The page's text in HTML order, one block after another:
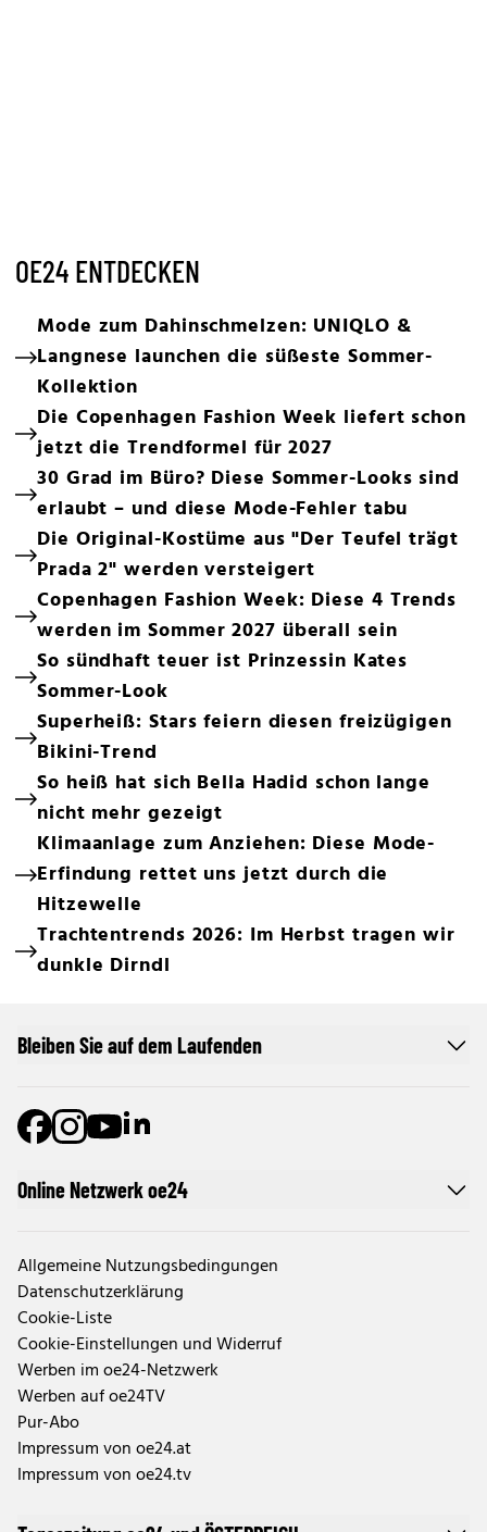
OE24 ENTDECKEN
Mode zum Dahinschmelzen: UNIQLO &
Langnese launchen die süßeste Sommer-
Kollektion
Die Copenhagen Fashion Week liefert schon
jetzt die Trendformel für 2027
30 Grad im Büro? Diese Sommer-Looks sind
erlaubt – und diese Mode-Fehler tabu
Die Original-Kostüme aus "Der Teufel trägt
Prada 2" werden versteigert
Copenhagen Fashion Week: Diese 4 Trends
werden im Sommer 2027 überall sein
So sündhaft teuer ist Prinzessin Kates
Sommer-Look
Superheiß: Stars feiern diesen freizügigen
Bikini-Trend
So heiß hat sich Bella Hadid schon lange
nicht mehr gezeigt
Klimaanlage zum Anziehen: Diese Mode-
Erfindung rettet uns jetzt durch die
Hitzewelle
Trachtentrends 2026: Im Herbst tragen wir
dunkle Dirndl
Online Netzwerk oe24
Allgemeine Nutzungsbedingungen
Datenschutzerklärung
Cookie-Liste
Cookie-Einstellungen und Widerruf
Werben im oe24-Netzwerk
Werben auf oe24TV
Pur-Abo
Impressum von oe24.at
Impressum von oe24.tv
Bleiben Sie auf dem Laufenden